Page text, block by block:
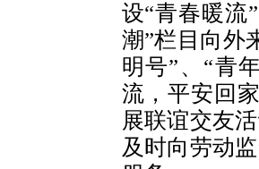
设“青春暖流
潮”栏目向外
明号”、“青
流，平安回
展联谊交友
及时向劳动